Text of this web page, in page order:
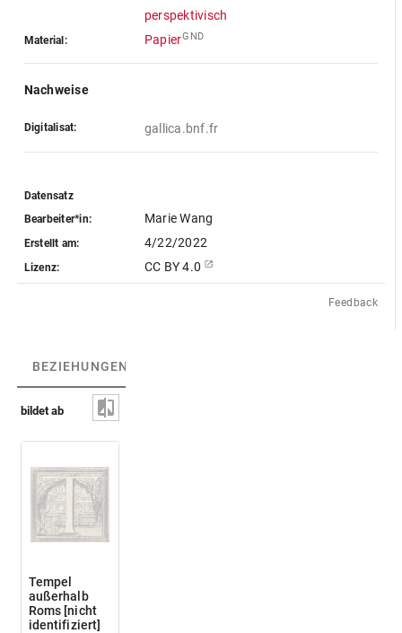
perspektivisch
Material: PapierGND
Nachweise
Digitalisat: gallica.bnf.fr
Datensatz
Bearbeiter*in:
Marie Wang
Erstellt am: 4/22/2022
Lizenz: CC BY 4.0
Feedback
BEZIEHUNGEN
bildet ab
Tempel
außerhalb
Roms [nicht
identifiziert]